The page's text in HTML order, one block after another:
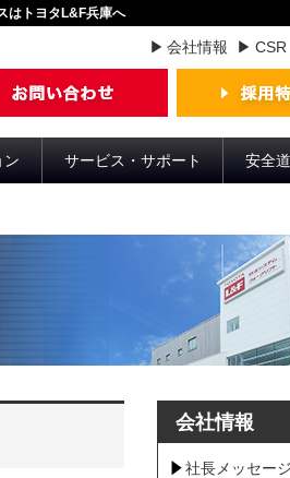
はトヨタL&F兵庫へ
会社情報 CSR
ン サービス・サポート 安全
会社情報
社長メッセージ